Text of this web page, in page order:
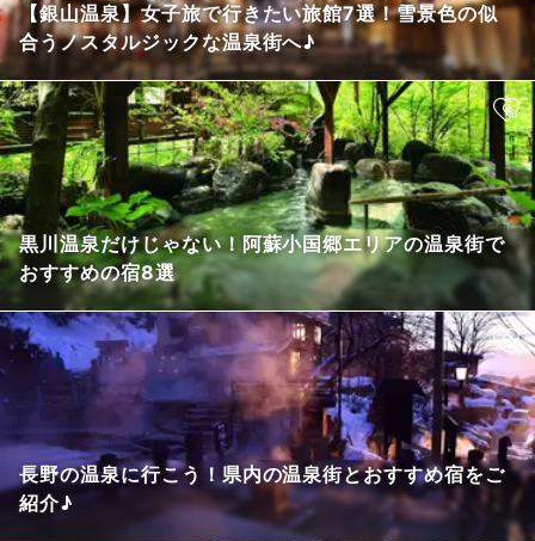
【銀山温泉】女子旅で行きたい旅館7選！雪景色の似
合うノスタルジックな温泉街へ♪
黒川温泉だけじゃない！阿蘇小国郷エリアの温泉街で
おすすめの宿8選
長野の温泉に行こう！県内の温泉街とおすすめ宿をご
紹介♪